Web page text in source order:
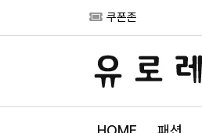
쿠폰존